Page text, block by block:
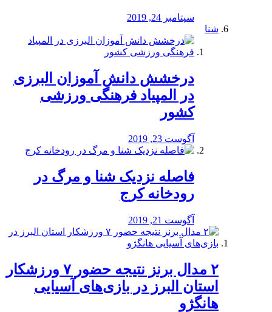
سپتامبر 24, 2019
شنا
درخشش دانش آموزان البرزی
در المپیاد فرهنگی ورزشی
کشور
آگوست 23, 2019
️فاصله نزدیک شنا و مرگ در
رودخانه کرج
آگوست 21, 2019
۲ مدال برنز نتیجه حضور ۷ ورزشکار
استان البرز در بازی‌های آسیایی
هانگژو